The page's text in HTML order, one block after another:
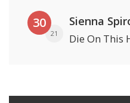
30
21
Sienna
Die On This